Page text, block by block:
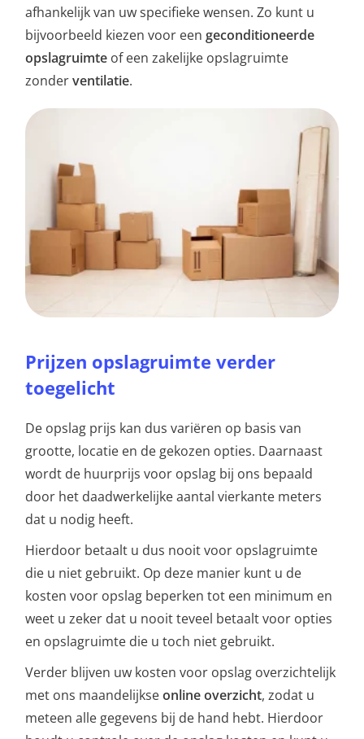
afhankelijk van uw specifieke wensen. Zo kunt u
bijvoorbeeld kiezen voor eengeconditioneerde
opslagruimte of een zakelijke opslagruimte
zonderventilatie.
Prijzen opslagruimte verder
toegelicht
De opslag prijs kan dus variëren op basis van
grootte, locatie en de gekozen opties. Daarnaast
wordt de huurprijs voor opslag bij ons bepaald
door het daadwerkelijke aantal vierkante meters
dat u nodig heeft.
Hierdoor betaalt u dus nooit voor opslagruimte
die u niet gebruikt. Op deze manier kunt u de
kosten voor opslag beperken tot een minimum en
weet u zeker dat u nooit teveel betaalt voor opties
en opslagruimte die u toch niet gebruikt.
Verder blijven uw kosten voor opslag overzichtelijk
met ons maandelijkseonline overzicht, zodat u
meteen alle gegevens bij de hand hebt. Hierdoor